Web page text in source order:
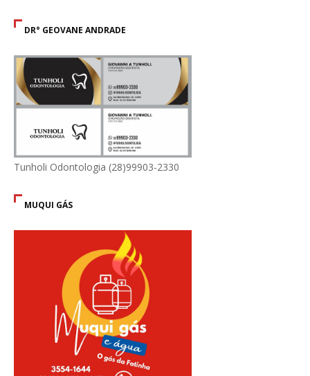
DR° GEOVANE ANDRADE
Tunholi Odontologia (28)99903-2330
MUQUI GÁS